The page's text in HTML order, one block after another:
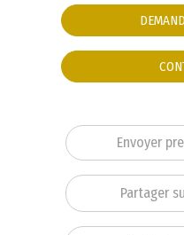
Envoyer
Partager